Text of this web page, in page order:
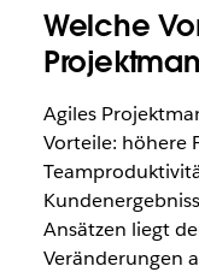
Welche
Agiles
Vorteile: höhere
Ansätzen liegt
Veränderungen